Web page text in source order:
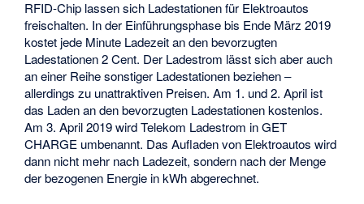
RFID-Chip lassen sich Ladestationen für Elektroautos
freischalten. In der Einführungsphase bis Ende März 2019
kostet jede Minute Ladezeit an den bevorzugten
Ladestationen 2 Cent. Der Ladestrom lässt sich aber auch
an einer Reihe sonstiger Ladestationen beziehen –
allerdings zu unattraktiven Preisen. Am 1. und 2. April ist
das Laden an den bevorzugten Ladestationen kostenlos.
Am 3. April 2019 wird Telekom Ladestrom in GET
CHARGE umbenannt. Das Aufladen von Elektroautos wird
dann nicht mehr nach Ladezeit, sondern nach der Menge
der bezogenen Energie in kWh abgerechnet.